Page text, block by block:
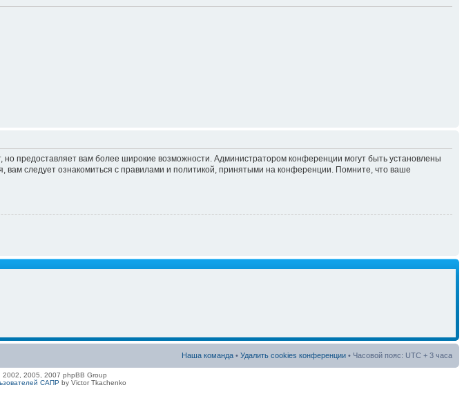
предоставляет вам более широкие возможности. Администратором конференции могут быть установлены
вам следует ознакомиться с правилами и политикой, принятыми на конференции. Помните, что ваше
Наша команда • Удалить cookies конференции • Часовой пояс: UTC + 3 часа
2002, 2005, 2007 phpBB Group
САПР by Victor Tkachenko